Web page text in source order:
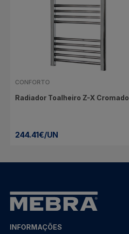
CONFORTO
Radiador Toalheiro Z-X Cromado
244.41€/UN
INFORMAÇÕES